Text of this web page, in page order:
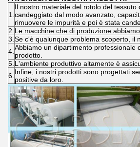
1.
Il nostro materiale del rotolo del
candeggiato dal modo avanzato,
rimuovere le impurità e poi è stata
2. Le macchine che di produzione
3. Se c'è qualunque problema scoperto, il
4. Abbiamo un dipartimento professionale
prodotto.
5. L'ambiente produttivo altamente è
6. Infine, i nostri prodotti sono progettati
positive da loro.